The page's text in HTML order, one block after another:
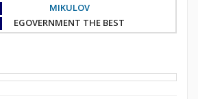
MIKULOV
EGOVERNMENT THE BEST